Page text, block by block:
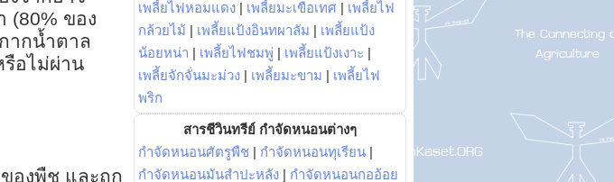
(80% ของ
ากน้ำตาล
รือไม่ผ่าน
องพืช และถูก
เพลี้ยไฟหอมแดง | เพลี้ยมะเขือเทศ | เพลี้ยไฟ
กล้วยไม้ | เพลี้ยแป้งอินทผาลัม | เพลี้ยแป้ง
น้อยหน่า | เพลี้ยไฟชมพู่ | เพลี้ยแป้งเงาะ |
เพลี้ยจักจั่นมะม่วง | เพลี้ยมะขาม | เพลี้ยไฟ
พริก
สารชีวินทรีย์ กำจัดหนอนต่างๆ
กำจัดหนอนศัตรูพืช | กำจัดหนอนทุเรียน |
กำจัดหนอนมันสำปะหลัง | กำจัดหนอนกออ้อย